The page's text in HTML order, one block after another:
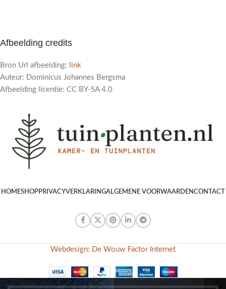
Afbeelding credits
Bron Url afbeelding:
link
Auteur: Dominicus Johannes Bergsma
Afbeelding licentie: CC BY-SA 4.0
HOMESHOPPRIVACYVERKLARINGALGEMENE VOORWAARDENCONTACT
Webdesign: De Wouw Factor Internet